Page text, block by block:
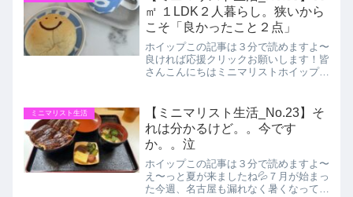
には気を付けたいところ...
㎡ １LDK２人暮らし。狭いから
こそ「良かったこと２点」
ホイップこの記事は３分で読めますよ〜
良ければ応援クリックお願いします！皆
さんこんにちはミニマリストホイップで
馴染んできました。今回は生活をしてみ
てコンパクトなお部屋だか...
ミニマリスト生活
【ミニマリスト生活_No.23】そ
れは分かるけど。。今です
か。。泣
ホイップこの記事は３分で読めますよ〜
え〜っと夏が来ましたね💦７月が始まっ
た今週、名古屋も漏れなく暑くなってき